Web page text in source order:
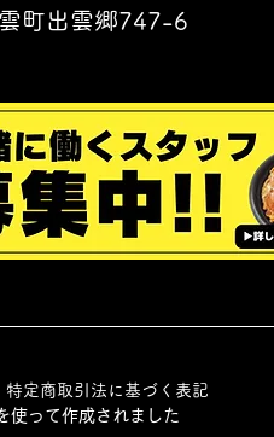
町出雲郷747-6
特定商取引法に基づく表記
使って作成されました